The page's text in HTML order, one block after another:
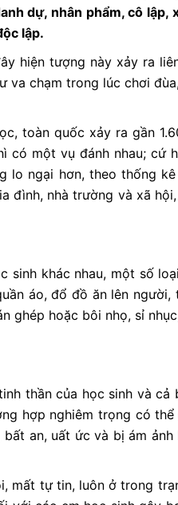
dự, nhân phẩm, cô
lập.
hiện tượng này xảy ra
chạm trong lúc chơi
toàn quốc xảy ra gần
một vụ đánh nhau; cứ
ngại hơn, theo thống
đình, nhà trường và xã
khác nhau, một số
áo, đổ đồ ăn lên
hoặc bôi nhọ, sỉ
thần của học sinh và
hợp nghiêm trọng có
an, uất ức và bị ám
mất tự tin, luôn ở trong